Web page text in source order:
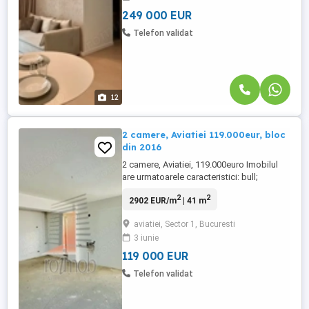
12
Globalworth, ...
249 000 EUR
Telefon validat
2 camere, Aviatiei 119.000eur, bloc
din 2016
2 camere, Aviatiei, 119.000euro Imobilul
are urmatoarele caracteristici: bull;
bull; living cu bucatarie 23 mp si dormitor
fereastra bull; terasa 12.90mp bull; loc de
parcare exterior contacost 10.000euro ...
2902 EUR/m2| 41 m2
aviatiei, Sector 1, Bucuresti
3 iunie
119 000 EUR
Telefon validat